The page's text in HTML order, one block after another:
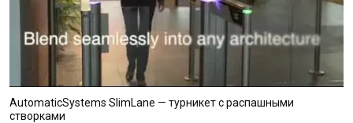
AutomaticSystems SlimLane — турникет с распашными
створками